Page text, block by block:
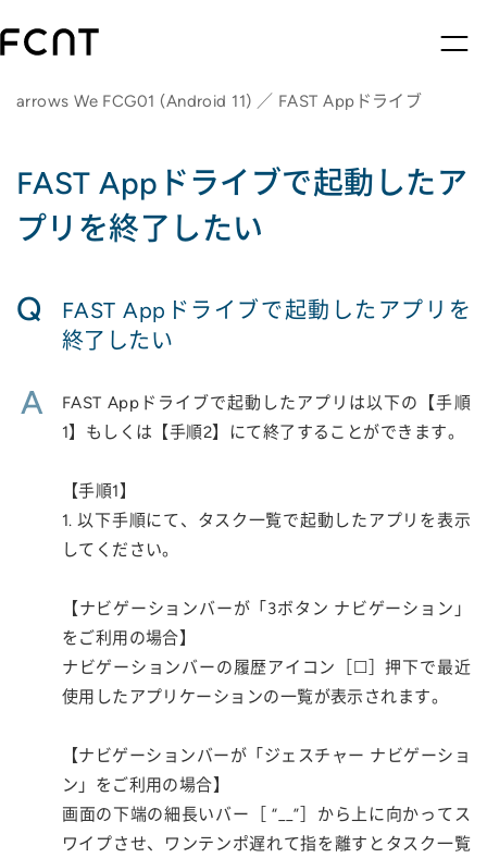
arrows We FCG01 (Android 11) ／ FAST Appドライブ
FAST Appドライブで起動したア
プリを終了したい
Q
FAST Appドライブで起動したアプリを
終了したい
A
FAST Appドライブで起動したアプリは以下の【手順
1】もしくは【手順2】にて終了することができます。
【手順1】
1. 以下手順にて、タスク一覧で起動したアプリを表示
してください。
【ナビゲーションバーが「3ボタン ナビゲーション」
をご利用の場合】
ナビゲーションバーの履歴アイコン［☐］押下で最近
使用したアプリケーションの一覧が表示されます。
【ナビゲーションバーが「ジェスチャー ナビゲーショ
ン」をご利用の場合】
画面の下端の細長いバー［ “__”］から上に向かってス
ワイプさせ、ワンテンポ遅れて指を離すとタスク一覧